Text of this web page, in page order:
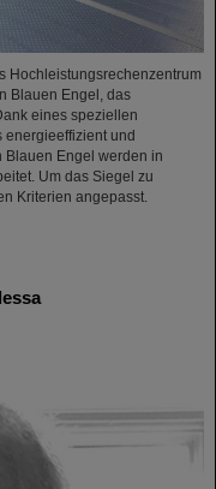
Hochleistungsrechenzentrum
Blauen Engel, das
eines speziellen
energieeffizient und
Blauen Engel werden in
Um das Siegel zu
Kriterien angepasst.